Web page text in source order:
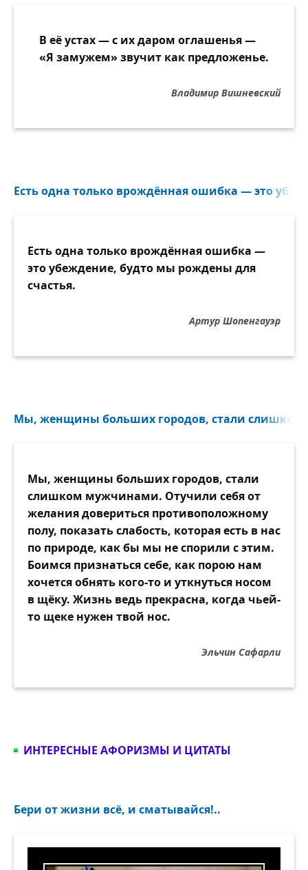
В её устах — с их даром оглашенья —
«Я замужем» звучит как предложенье.
Владимир Вишневский
Есть одна только врождённая ошибка — это
Есть одна только врождённая ошибка —
это убеждение, будто мы рождены для
счастья.
Артур Шопенгауэр
Мы, женщины больших городов, стали
Мы, женщины больших городов, стали
слишком мужчинами. Отучили себя от
желания довериться противоположному
полу, показать слабость, которая есть в нас
по природе, как бы мы не спорили с этим.
Боимся признаться себе, как порою нам
хочется обнять кого-то и уткнуться носом
в щёку. Жизнь ведь прекрасна, когда чьей-
то щеке нужен твой нос.
Эльчин Сафарли
ИНТЕРЕСНЫЕ АФОРИЗМЫ И ЦИТАТЫ
Бери от жизни всё, и сматывайся!..